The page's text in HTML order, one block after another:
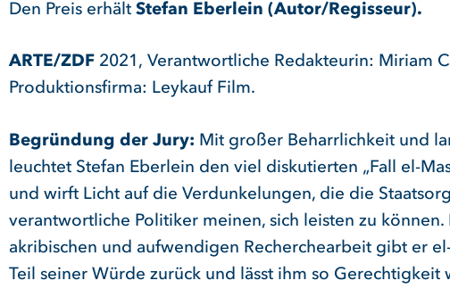
Den Preis erhält Stefan Eberlein (Autor/Regisseur).
ARTE/ZDF 2021, Verantwortliche Redakteurin: Miriam
Produktionsfirma: Leykauf Film.
Begründung der Jury: Mit großer Beharrlichkeit und
leuchtet Stefan Eberlein den viel diskutierten „Fall el-
und wirft Licht auf die Verdunkelungen, die die
verantwortliche Politiker meinen, sich leisten zu können.
akribischen und aufwendigen Recherchearbeit gibt er
Teil seiner Würde zurück und lässt ihm so Gerechtigkeit